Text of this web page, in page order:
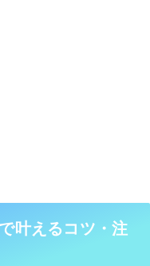
叶えるコツ・注